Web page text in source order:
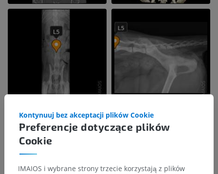
Preferencje dotyczące plików
Cookie
Kontynuuj bez akceptacji plików Cookie
IMAIOS i wybrane strony trzecie korzystają z plików